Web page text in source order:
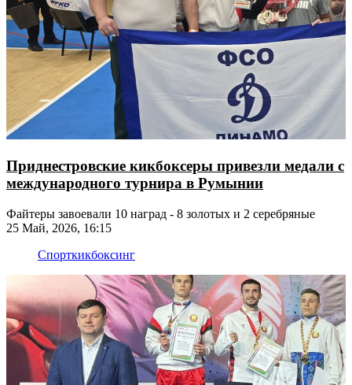
Приднестровские кикбоксеры привезли медали с
международного турнира в Румынии
Файтеры завоевали 10 наград - 8 золотых и 2 серебряные
25 Май, 2026, 16:15
Спорткикбоксинг